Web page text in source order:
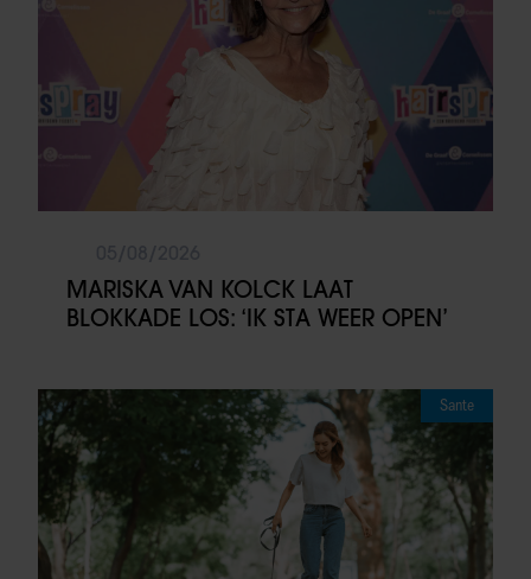
MARISKA VAN KOLCK LAAT
BLOKKADE LOS: ‘IK STA WEER OPEN’
Sante